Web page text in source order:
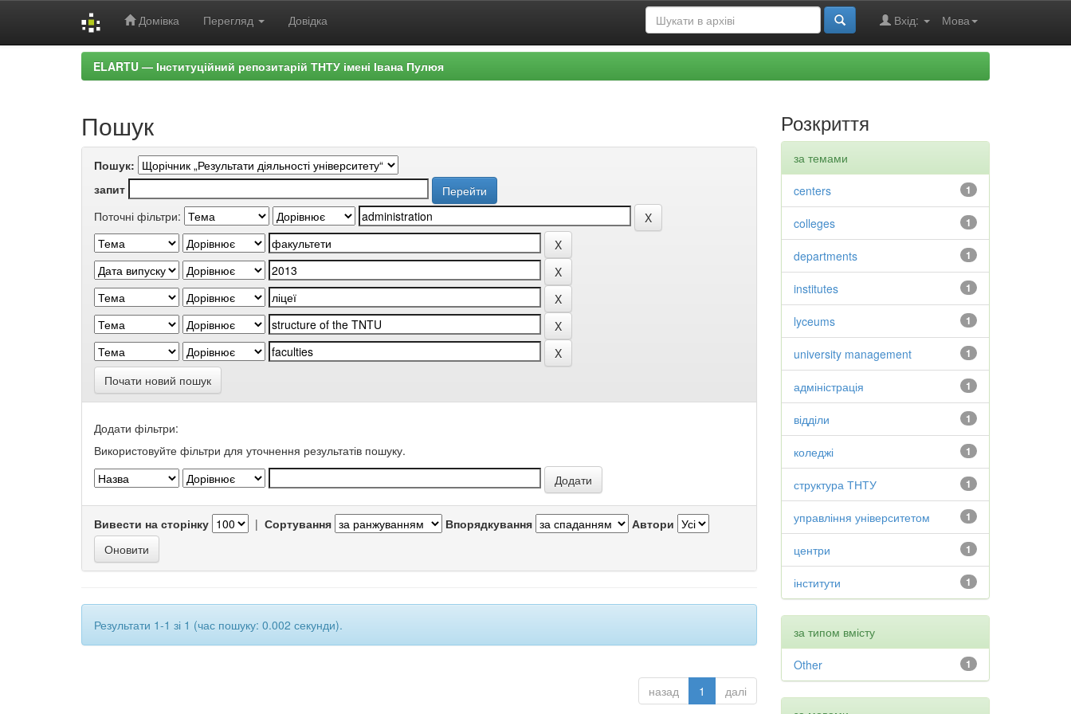
Домівка Перегляд Довідка Мова
Вхід:
ELARTU — Інституційний репозитарій ТНТУ імені Івана Пулюя
Пошук
Пошук:
запит
Поточні фільтри:
Почати новий пошук
Додати фільтри:
Використовуйте фільтри для уточнення результатів пошуку.
Вивести на сторінку | Сортування Впорядкування Автори
Результати 1-1 зі 1 (час пошуку: 0.002 секунди).
назад 1 далі
Розкриття
за темами
1
centers
1
colleges
1
departments
1
institutes
1
lyceums
1
university management
1
адміністрація
1
відділи
1
коледжі
1
структура ТНТУ
1
управління університетом
1
центри
1
інститути
за типом вмісту
1
Other